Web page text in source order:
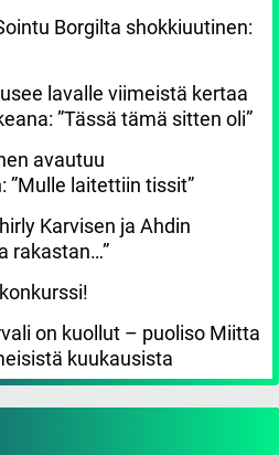
Borgilta shokkiuutinen:
lavalle viimeistä kertaa
”Tässä tämä sitten oli”
avautuu
”Mulle laitettiin tissit”
Karvisen ja Ahdin
rakastan…”
on kuollut – puoliso Miitta
kuukausista